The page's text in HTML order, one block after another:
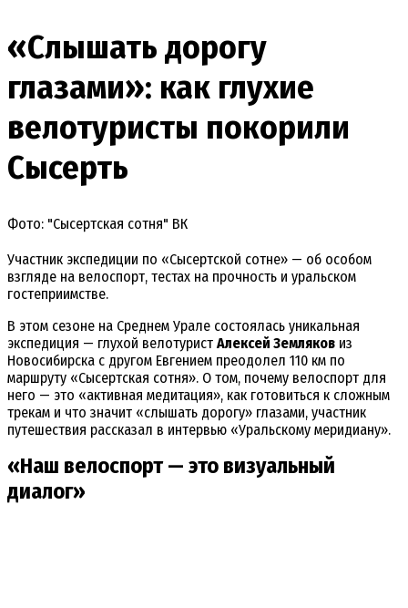
«Слышать дорогу
глазами»: как глухие
велотуристы покорили
Сысерть
Фото: "Сысертская сотня" ВК
Участник экспедиции по «Сысертской сотне» — об особом
взгляде на велоспорт, тестах на прочность и уральском
гостеприимстве.
В этом сезоне на Среднем Урале состоялась уникальная
экспедиция — глухой велотурист Алексей Земляков из
Новосибирска с другом Евгением преодолел 110 км по
маршруту «Сысертская сотня». О том, почему велоспорт для
него — это «активная медитация», как готовиться к сложным
трекам и что значит «слышать дорогу» глазами, участник
путешествия рассказал в интервью «Уральскому меридиану».
«Наш велоспорт — это визуальный
диалог»